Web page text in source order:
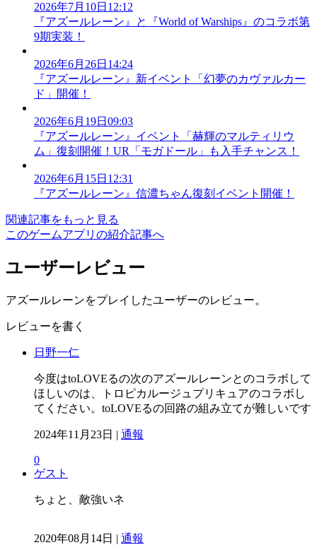
2026年7月10日12:12
『アズールレーン』と『World of Warships』のコラボ第
9期実装！
2026年6月26日14:24
『アズールレーン』新イベント「幻夢のカヴァルカー
ド」開催！
2026年6月19日09:03
『アズールレーン』イベント「赫輝のマルティリウ
ム」復刻開催！UR「モガドール」も入手チャンス！
2026年6月15日12:31
『アズールレーン』信濃ちゃん復刻イベント開催！
関連記事をもっと見る
このゲームアプリの紹介記事へ
ユーザーレビュー
アズールレーンをプレイしたユーザーのレビュー。
レビューを書く
日野一仁
今度はtoLOVEるの次のアズールレーンとのコラボして
ほしいのは、トロピカルージュプリキュアのコラボし
てください。toLOVEるの回路の組み立てが難しいです
2024年11月23日 | 通報
0
ゲスト
ちょと、敵強いネ
2020年08月14日 | 通報